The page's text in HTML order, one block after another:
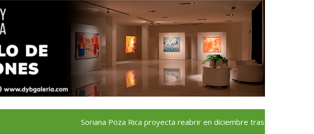
Soriana Poza Rica proyecta reabrir en diciembre tras avance del 70 % en su